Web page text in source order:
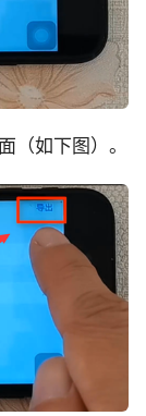
（如下图）。